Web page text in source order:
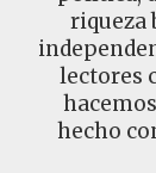
riqueza
lectores
hecho